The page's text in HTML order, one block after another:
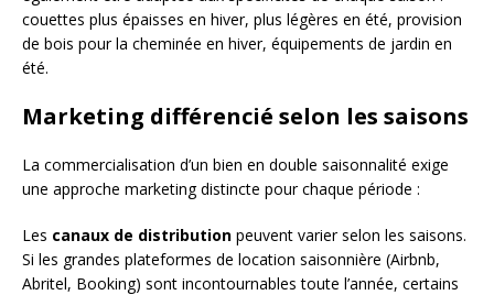
couettes plus épaisses en hiver, plus légères en été, provision
de bois pour la cheminée en hiver, équipements de jardin en
été.
Marketing différencié selon les saisons
La commercialisation d’un bien en double saisonnalité exige
une approche marketing distincte pour chaque période :
Les canaux de distribution peuvent varier selon les saisons.
Si les grandes plateformes de location saisonnière (Airbnb,
Abritel, Booking) sont incontournables toute l’année, certains